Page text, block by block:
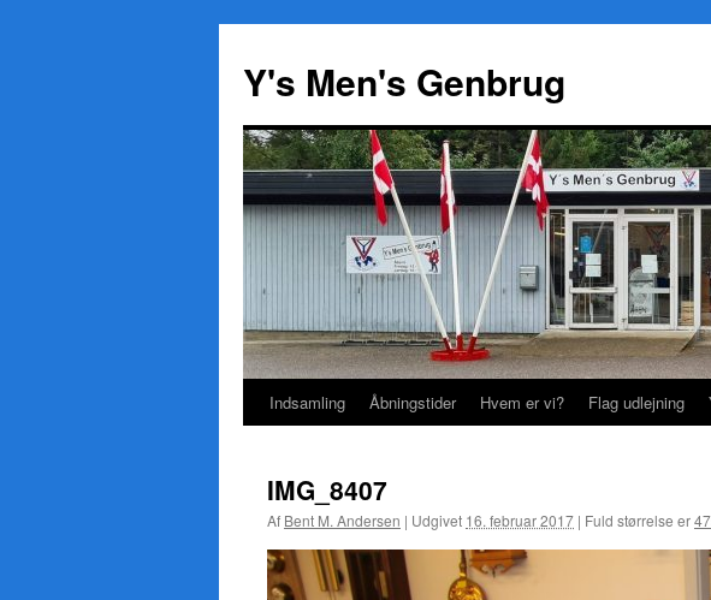
Y's Men's Genbrug
Hop
indhold
Indsamling Åbningstider Hvem er vi? Flag udlejning
IMG_8407
Af Bent M. Andersen | Udgivet 16. februar 2017 | Fuld størrelse er